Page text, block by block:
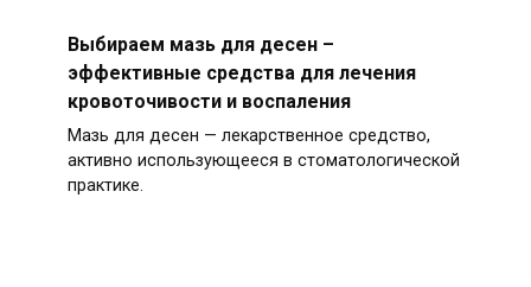
Выбираем мазь для десен –
эффективные средства для лечения
кровоточивости и воспаления
Мазь для десен — лекарственное средство,
активно использующееся в стоматологической
практике.